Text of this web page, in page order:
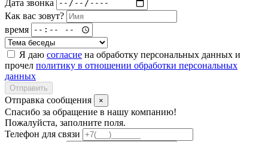
Дата звонка
Как вас зовут?
время
Я даю согласие на обработку персональных данных и
прочел политику в отношении обработки персональных
данных
Отправить
Отправка сообщения ×
Спасибо за обращение в нашу компанию!
Пожалуйста, заполните поля.
Телефон для связи